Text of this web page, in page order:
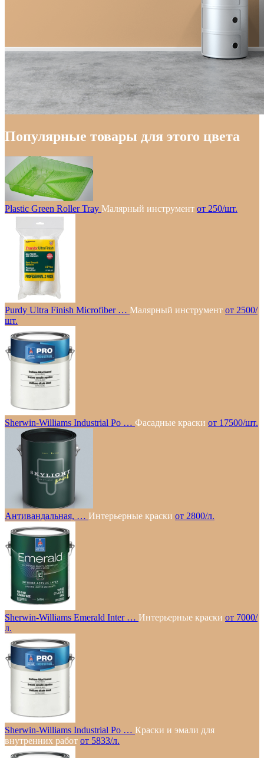
Популярные товары для этого цвета
Plastic Green Roller Tray Малярный инструмент от 250/шт.
Purdy Ultra Finish Microfiber … Малярный инструмент от 2500/
шт.
Sherwin-Williams Industrial Po … Фасадные краски от 17500/шт.
Антивандальная, … Интерьерные краски от 2800/л.
Sherwin-Williams Emerald Inter … Интерьерные краски от 7000/
л.
Sherwin-Williams Industrial Po … Краски и эмали для
внутренних работ от 5833/л.